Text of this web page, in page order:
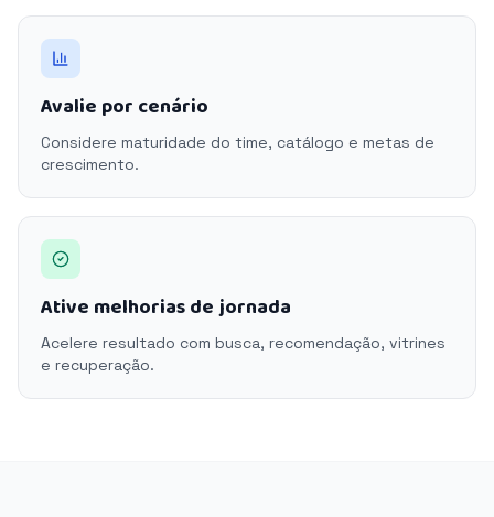
Avalie por cenário
Considere maturidade do time, catálogo e metas de
crescimento.
Ative melhorias de jornada
Acelere resultado com busca, recomendação, vitrines
e recuperação.